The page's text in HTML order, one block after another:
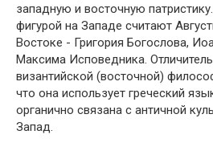
западную и восточную
фигурой на Западе считают
Востоке - Григория Богослова,
Максима Исповедника.
византийской (восточной)
что она использует греческий
органично связана с античной
Запад.